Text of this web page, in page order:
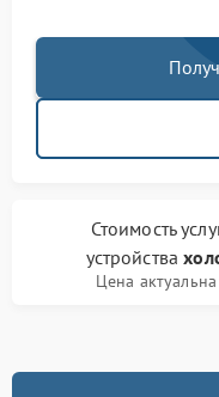
Стоимость
устройства
Цена